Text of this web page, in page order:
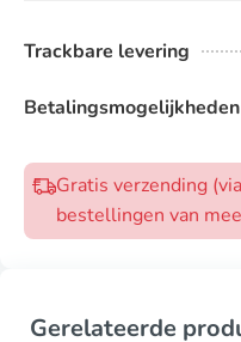
Trackbare levering
Betalingsmogelijkheden
Gratis verzending
bestellingen van
Gerelateerde